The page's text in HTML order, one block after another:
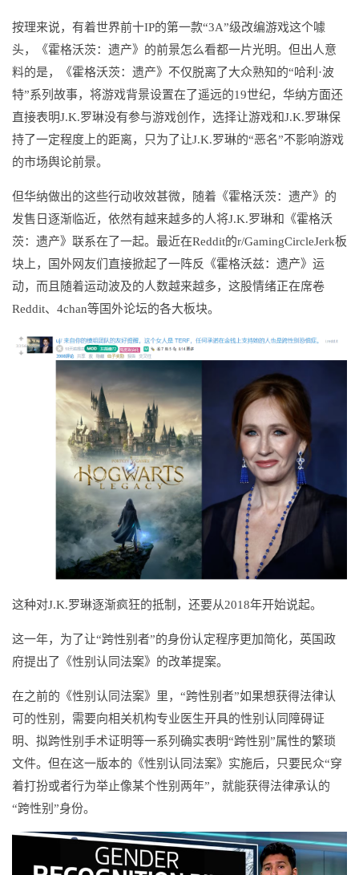
按理来说，有着世界前十IP的第一款“3A”级改编游戏这个噱
头，《霍格沃茨：遗产》的前景怎么看都一片光明。但出人意
料的是，《霍格沃茨：遗产》不仅脱离了大众熟知的“哈利·波
特”系列故事，将游戏背景设置在了遥远的19世纪，华纳方面还
直接表明J.K.罗琳没有参与游戏创作，选择让游戏和J.K.罗琳保
持了一定程度上的距离，只为了让J.K.罗琳的“恶名”不影响游戏
的市场舆论前景。
但华纳做出的这些行动收效甚微，随着《霍格沃茨：遗产》的
发售日逐渐临近，依然有越来越多的人将J.K.罗琳和《霍格沃
茨：遗产》联系在了一起。最近在Reddit的r/GamingCircleJerk板
块上，国外网友们直接掀起了一阵反《霍格沃兹：遗产》运
动，而且随着运动波及的人数越来越多，这股情绪正在席卷
Reddit、4chan等国外论坛的各大板块。
这种对J.K.罗琳逐渐疯狂的抵制，还要从2018年开始说起。
这一年，为了让“跨性别者”的身份认定程序更加简化，英国政
府提出了《性别认同法案》的改革提案。
在之前的《性别认同法案》里，“跨性别者”如果想获得法律认
可的性别，需要向相关机构专业医生开具的性别认同障碍证
明、拟跨性别手术证明等一系列确实表明“跨性别”属性的繁琐
文件。但在这一版本的《性别认同法案》实施后，只要民众“穿
着打扮或者行为举止像某个性别两年”，就能获得法律承认的
“跨性别”身份。